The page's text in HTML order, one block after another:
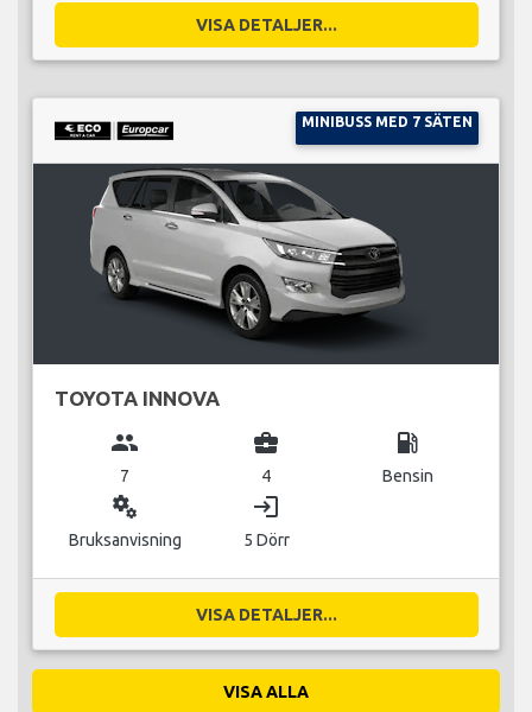
VISA DETALJER...
MINIBUSS MED 7 SÄTEN
TOYOTA INNOVA
group
7
business_center
4
local_gas_station
Bensin
miscellaneous_services
Bruksanvisning
login
5 Dörr
VISA DETALJER...
VISA ALLA